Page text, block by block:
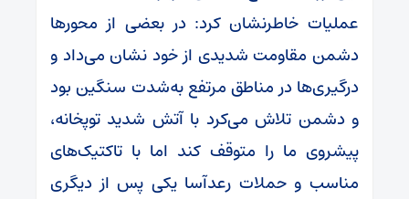
عملیات خاطرنشان کرد: در بعضی از محورها
دشمن مقاومت شدیدی از خود نشان می‌داد و
درگیری‌ها در مناطق مرتفع به‌شدت سنگین بود
و دشمن تلاش می‌کرد با آتش شدید توپخانه،
پیشروی ما را متوقف کند اما با تاکتیک‌های
مناسب و حملات رعدآسا یکی پس از دیگری